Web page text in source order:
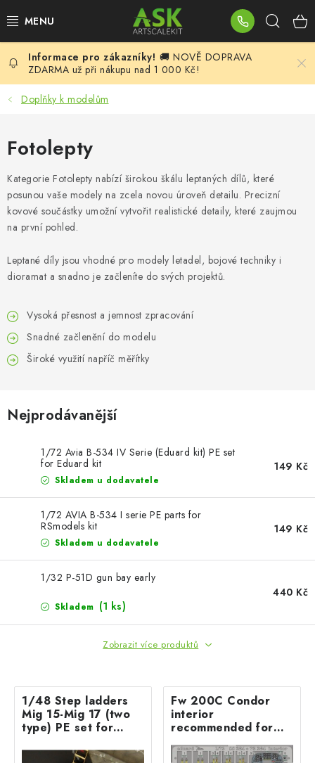
na
BLOG
SUMMER DAYS
NOVINKY
DOPLŇKY K MODELŮM
BARVY A POMŮCKY
PUBLIKACE
DÁRKOVÉ POUKAZY
PRODÁVANÉ ZNAČKY
O nás Moje objednávka Kontakty
Doprava a platba
Obchodní podmínky
Podmínky ochrany osobních údajů
Reklamační řád
Velkoobchod (B2B)
🚚 NOVĚ DOPRAVA
ZDARMA už při nákupu nad 1 000 Kč!
Doplňky k modelům
Fotolepty
Kategorie Fotolepty nabízí širokou škálu leptaných dílů, které
posunou vaše modely na zcela novou úroveň detailu. Precizní
kovové součástky umožní vytvořit realistické detaily, které zaujmou
na první pohled.
Leptané díly jsou vhodné pro modely letadel, bojové techniky i
dioramat a snadno je začleníte do svých projektů.
Vysoká přesnost a jemnost zpracování
Snadné začlenění do modelu
Široké využití napříč měřítky
Nejprodávanější
1/72 Avia B-534 IV Serie (Eduard kit) PE set
for Eduard kit
Skladem u dodavatele
149 Kč
1/72 AVIA B-534 I serie PE parts for
RSmodels kit
Skladem u dodavatele
149 Kč
1/32 P-51D gun bay early
Skladem (1 ks)
440 Kč
Zobrazit více produktů
1/48 Step ladders
Mig 15-Mig 17 (two
type) PE set for
Hobbyboss and more
Fw 200C Condor
interior
recommended for
REVELL